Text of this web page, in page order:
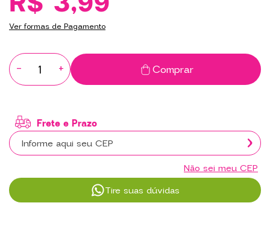
Ver formas de Pagamento
- + Comprar
Não sei meu CEP
Tire suas dúvidas